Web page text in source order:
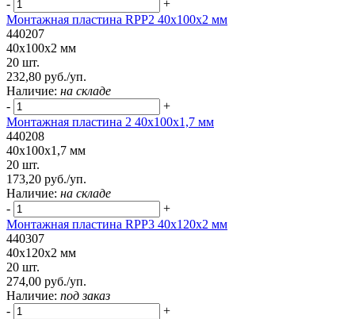
-
+
Монтажная пластина RPP2 40x100x2 мм
440207
40x100x2 мм
20 шт.
232,80 руб./уп.
Наличие: на складе
-
+
Монтажная пластина 2 40x100x1,7 мм
440208
40x100x1,7 мм
20 шт.
173,20 руб./уп.
Наличие: на складе
-
+
Монтажная пластина RPP3 40x120x2 мм
440307
40x120x2 мм
20 шт.
274,00 руб./уп.
Наличие: под заказ
-
+